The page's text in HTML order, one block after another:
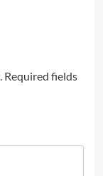
Required fields